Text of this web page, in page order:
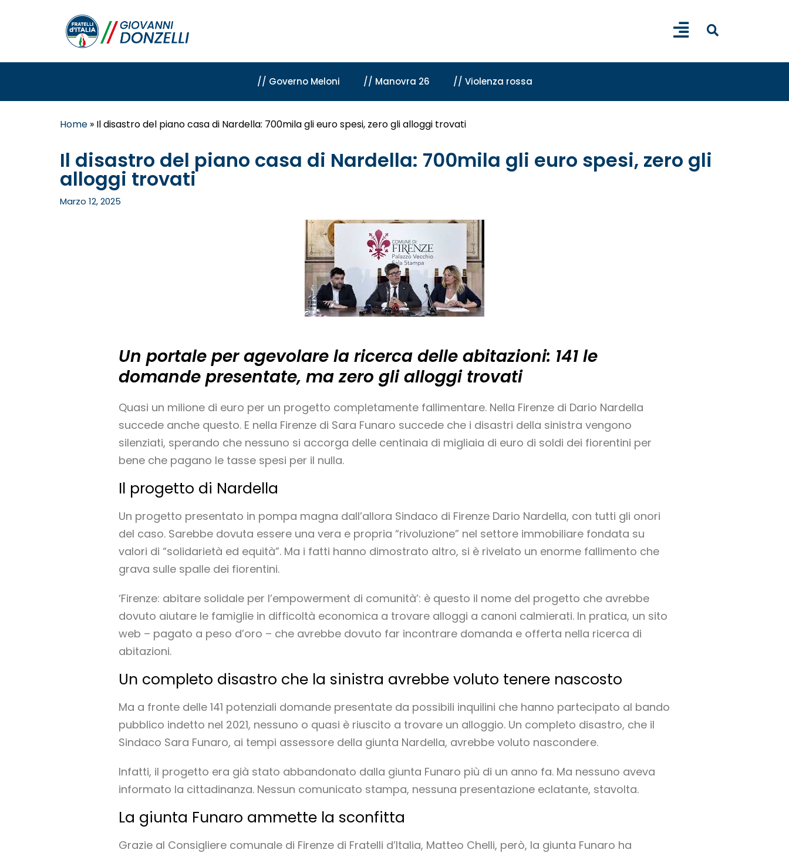
// Governo Meloni // Manovra 26 // Violenza rossa
Home » Il disastro del piano casa di Nardella: 700mila gli euro spesi, zero gli alloggi trovati
Il disastro del piano casa di Nardella: 700mila gli euro spesi, zero gli
alloggi trovati
Marzo 12, 2025
Un portale per agevolare la ricerca delle abitazioni: 141 le
domande presentate, ma zero gli alloggi trovati
Quasi un milione di euro per un progetto completamente fallimentare. Nella Firenze di Dario Nardella
succede anche questo. E nella Firenze di Sara Funaro succede che i disastri della sinistra vengono
silenziati, sperando che nessuno si accorga delle centinaia di migliaia di euro di soldi dei fiorentini per
bene che pagano le tasse spesi per il nulla.
Il progetto di Nardella
Un progetto presentato in pompa magna dall’allora Sindaco di Firenze Dario Nardella, con tutti gli onori
del caso. Sarebbe dovuta essere una vera e propria “rivoluzione” nel settore immobiliare fondata su
valori di “solidarietà ed equità”. Ma i fatti hanno dimostrato altro, si è rivelato un enorme fallimento che
grava sulle spalle dei fiorentini.
‘Firenze: abitare solidale per l’empowerment di comunità’: è questo il nome del progetto che avrebbe
dovuto aiutare le famiglie in difficoltà economica a trovare alloggi a canoni calmierati. In pratica, un sito
web – pagato a peso d’oro – che avrebbe dovuto far incontrare domanda e offerta nella ricerca di
abitazioni.
Un completo disastro che la sinistra avrebbe voluto tenere nascosto
Ma a fronte delle 141 potenziali domande presentate da possibili inquilini che hanno partecipato al bando
pubblico indetto nel 2021, nessuno o quasi è riuscito a trovare un alloggio. Un completo disastro, che il
Sindaco Sara Funaro, ai tempi assessore della giunta Nardella, avrebbe voluto nascondere.
Infatti, il progetto era già stato abbandonato dalla giunta Funaro più di un anno fa. Ma nessuno aveva
informato la cittadinanza. Nessun comunicato stampa, nessuna presentazione eclatante, stavolta.
La giunta Funaro ammette la sconfitta
Grazie al Consigliere comunale di Firenze di Fratelli d’Italia, Matteo Chelli, però, la giunta Funaro ha